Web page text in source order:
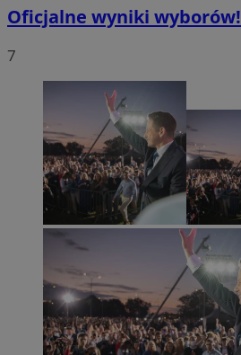
Oficjalne wyniki wyborów!
7